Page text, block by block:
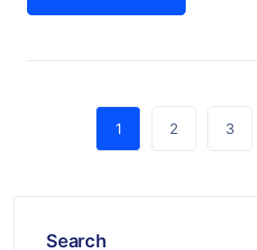
1 2 3
Search